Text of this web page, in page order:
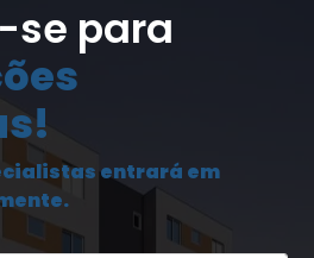
se para
entrará em